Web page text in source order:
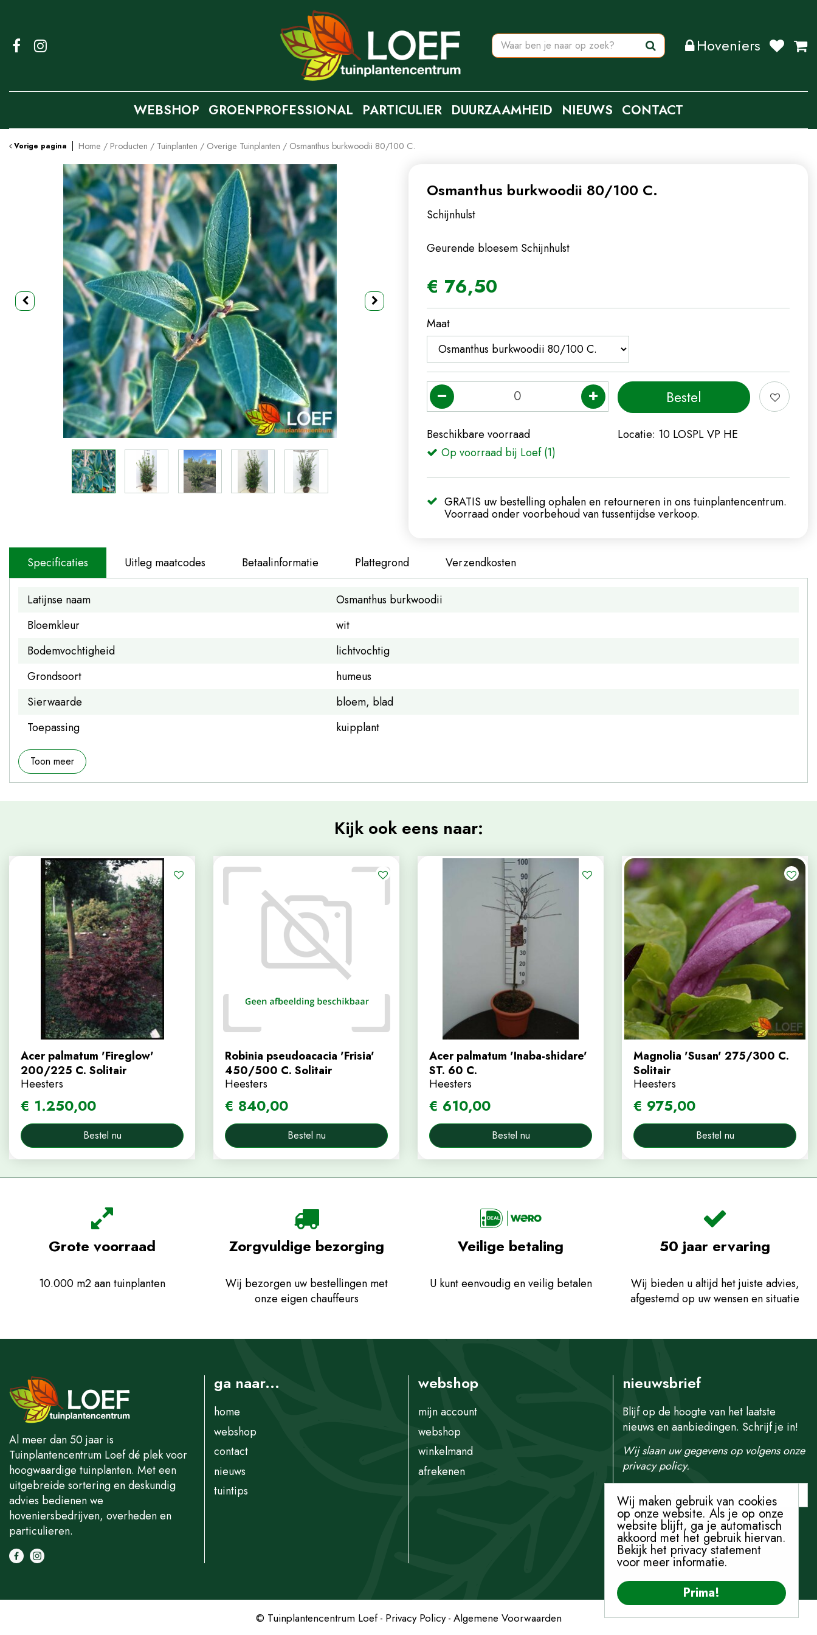
content
Vorige pagina Home Producten Tuinplanten Overige Tuinplanten Osmanthus burkwoodii 80/100 C.
Hoveniers
WEBSHOP GROENPROFESSIONAL PARTICULIER DUURZAAMHEID NIEUWS CONTACT
Osmanthus burkwoodii 80/100 C.
Schijnhulst
Geurende bloesem Schijnhulst
€ 76,50
Maat
Beschikbare voorraad
Op voorraad bij Loef (1)
Locatie: 10 LOSPL VP HE
GRATIS uw bestelling ophalen en retourneren in ons tuinplantencentrum.
Voorraad onder voorbehoud van tussentijdse verkoop.
Osmanthus burkwoodii 80/100 C.
Specificaties Uitleg maatcodes Betaalinformatie Plattegrond Verzendkosten
Latijnse naam
Osmanthus burkwoodii
Bloemkleur
wit
Bodemvochtigheid
lichtvochtig
Grondsoort
humeus
Sierwaarde
bloem, blad
Toepassing
kuipplant
Toon meer
Kijk ook eens naar:
Acer palmatum 'Fireglow'
200/225 C. Solitair
Heesters
€ 1.250,00
Bestel nu
Robinia pseudoacacia 'Frisia'
450/500 C. Solitair
Heesters
€ 840,00
Bestel nu
Acer palmatum 'Inaba-shidare'
ST. 60 C.
Heesters
€ 610,00
Bestel nu
Magnolia 'Susan' 275/300 C.
Solitair
Heesters
€ 975,00
Bestel nu
Grote voorraad
10.000 m2 aan tuinplanten
Zorgvuldige bezorging
Wij bezorgen uw bestellingen met
onze eigen chauffeurs
Veilige betaling
U kunt eenvoudig en veilig betalen
50 jaar ervaring
Wij bieden u altijd het juiste advies,
afgestemd op uw wensen en situatie
Al meer dan 50 jaar is
Tuinplantencentrum Loef dé plek voor
hoogwaardige tuinplanten. Met een
uitgebreide sortering en deskundig
advies bedienen we
hoveniersbedrijven, overheden en
particulieren.
ga naar...
home
webshop
contact
nieuws
tuintips
webshop
mijn account
webshop
winkelmand
afrekenen
nieuwsbrief
Blijf op de hoogte van het laatste
nieuws en aanbiedingen. Schrijf je in!
Wij slaan uw gegevens op volgens onze
privacy policy.
© Tuinplantencentrum Loef Privacy Policy Algemene Voorwaarden
Prima!
Wij maken gebruik van cookies
op onze website. Als je op onze
website blijft, ga je automatisch
akkoord met het gebruik hiervan.
Bekijk het privacy statement
voor meer informatie.